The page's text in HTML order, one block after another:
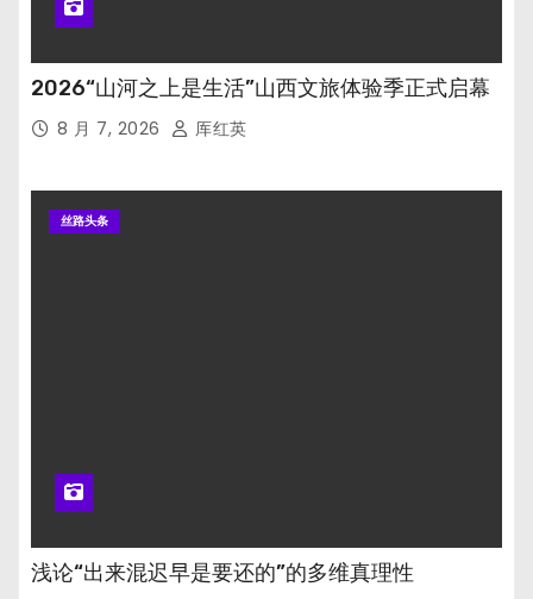
2026“山河之上是生活”山西文旅体验季正式启幕
8 月 7, 2026 厍红英
丝路头条
浅论“出来混迟早是要还的”的多维真理性